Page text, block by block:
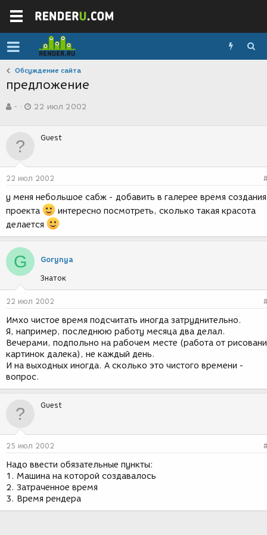
Обсуждение сайта
предложение
в
р
м
-
а
д
н
22 июл 2002
Guest
22 июл 2002
у меня небольшое сабж - добавить в галерее время создания
проекта
интересно посмотреть, сколько такая красота
делается
G Gorynya
Знаток
22 июл 2002
Имхо чистое время подсчитать иногда затруднительно.
Я, например, последнюю работу месяца два делал.
Вечерами, подпольно на рабочем месте (работа от
картинок далека), не каждый день.
И на выходных иногда. А сколько это чистого времени -
вопрос.
Guest
25 июл 2002
Надо ввести обязательные пункты:
1. Машина на которой создавалось
2. Затраченное время
3. Время рендера